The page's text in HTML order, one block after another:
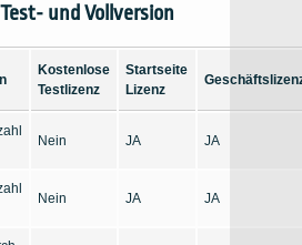
und Vollversion
Kostenlose
Testlizenz
Startseite
Lizenz
Nein JA JA
Nein JA JA